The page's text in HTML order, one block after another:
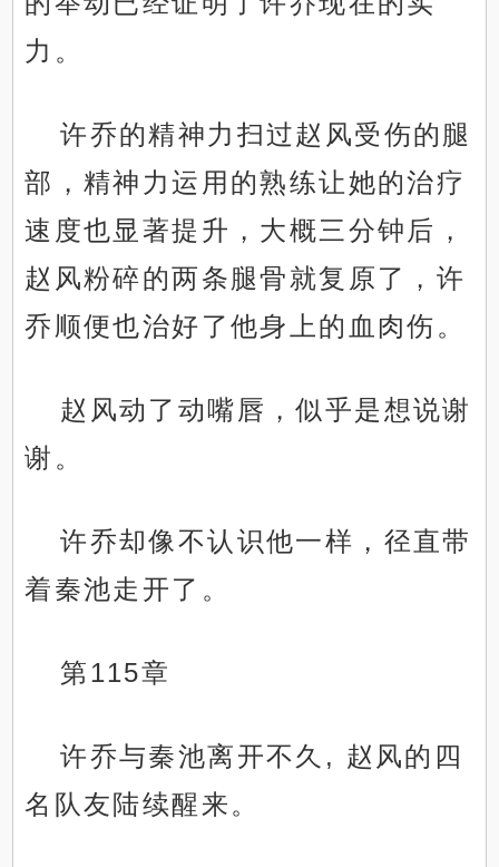
力。
许乔的精神力扫过赵风受伤的腿
部，精神力运用的熟练让她的治疗
速度也显著提升，大概三分钟后，
赵风粉碎的两条腿骨就复原了，许
乔顺便也治好了他身上的血肉伤。
赵风动了动嘴唇，似乎是想说谢
谢。
许乔却像不认识他一样，径直带
着秦池走开了。
第115章
许乔与秦池离开不久, 赵风的四
名队友陆续醒来。